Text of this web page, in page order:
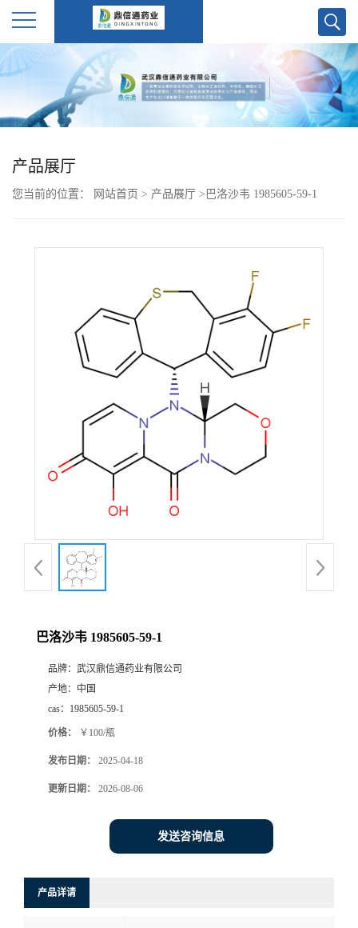
公
产
产品展厅
您当前的位置： 网站首页 > 产品展厅 > 巴洛沙韦 1985605-59-1
巴洛沙韦 1985605-59-1
品牌： 武汉鼎信通药业有限公司
产地： 中国
cas： 1985605-59-1
价格： ￥100/瓶
发布日期： 2025-04-18
更新日期： 2026-08-06
发送咨询信息
产品详请